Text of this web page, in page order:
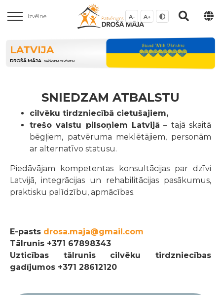
Izvēlne A- A+
LATVIJA
DROŠĀ MĀJA DAŽĀDIEM CILVĒKIEM
SNIEDZAM ATBALSTU
cilvēku tirdzniecībā cietušajiem,
trešo valstu pilsoņiem Latvijā – tajā skaitā
bēgļiem, patvēruma meklētājiem, personām
ar alternatīvo statusu.
Piedāvājam kompetentas konsultācijas par dzīvi
Latvijā, integrācijas un rehabilitācijas pasākumus,
praktisku palīdzību, apmācības.
E-pasts drosa.maja@gmail.com
Tālrunis +371 67898343
Uzticības tālrunis cilvēku tirdzniecības
gadījumos +371 28612120